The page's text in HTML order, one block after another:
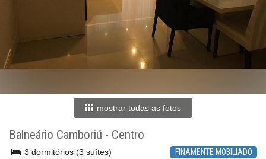
mostrar todas as fotos
Balneário Camboriú - Centro
FINAMENTE MOBILIADO
3 dormitórios (3 suítes)